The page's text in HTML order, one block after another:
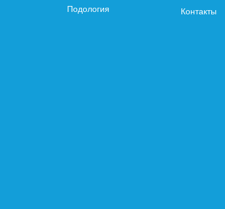
Подология
Контакты